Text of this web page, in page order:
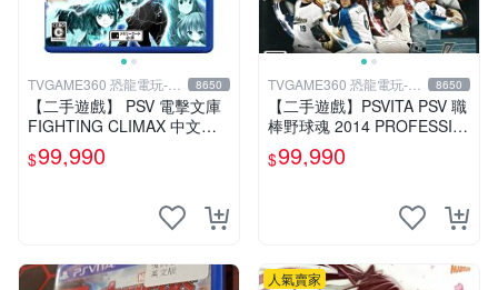
TVGAME360 恐龍電玩-台
中店
8650
【二手遊戲】 PSV 電擊文庫
FIGHTING CLIMAX 中文版
【台中恐龍電玩】
$99,990
TVGAME360 恐龍電玩-台
中店
8650
【二手遊戲】PSVITA PSV 職
棒野球魂 2014 PROFESSIO
NAL BASEBALL 2014 日文
版
$99,990
人氣賣家